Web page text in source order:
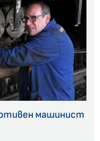
машинист